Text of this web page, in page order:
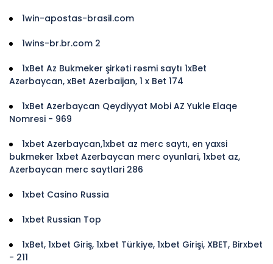
1win-apostas-brasil.com
1wins-br.br.com 2
1xBet Az Bukmeker şirkəti rəsmi saytı 1xBet
Azərbaycan, xBet Azerbaijan, 1 x Bet 174
1xBet Azerbaycan Qeydiyyat Mobi AZ Yukle Elaqe
Nomresi - 969
1xbet Azerbaycan,1xbet az merc saytı, en yaxsi
bukmeker 1xbet Azerbaycan merc oyunlari, 1xbet az,
Azerbaycan merc saytlari 286
1xbet Casino Russia
1xbet Russian Top
1xBet, 1xbet Giriş, 1xbet Türkiye, 1xbet Girişi, XBET, Birxbet
- 211